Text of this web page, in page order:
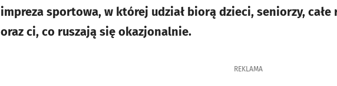
impreza sportowa, w której udział biorą dzieci, seniorzy, całe
oraz ci, co ruszają się okazjonalnie.
REKLAMA